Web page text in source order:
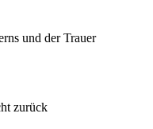
und der Trauer
zurück